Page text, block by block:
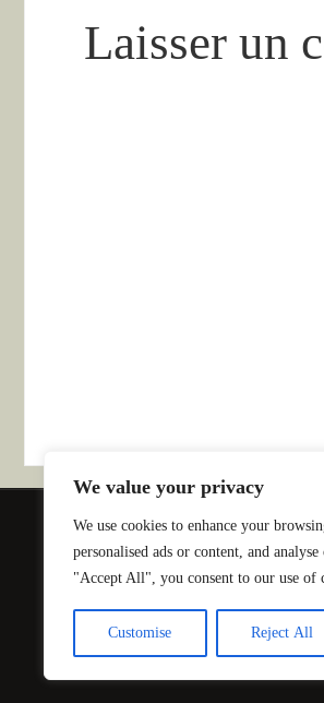
We value your privacy
We use cookies to enhance your
personalised ads or content, and
"Accept All", you consent to our use of
Customise Reject All
Laisser un
INSCRIPTIONS